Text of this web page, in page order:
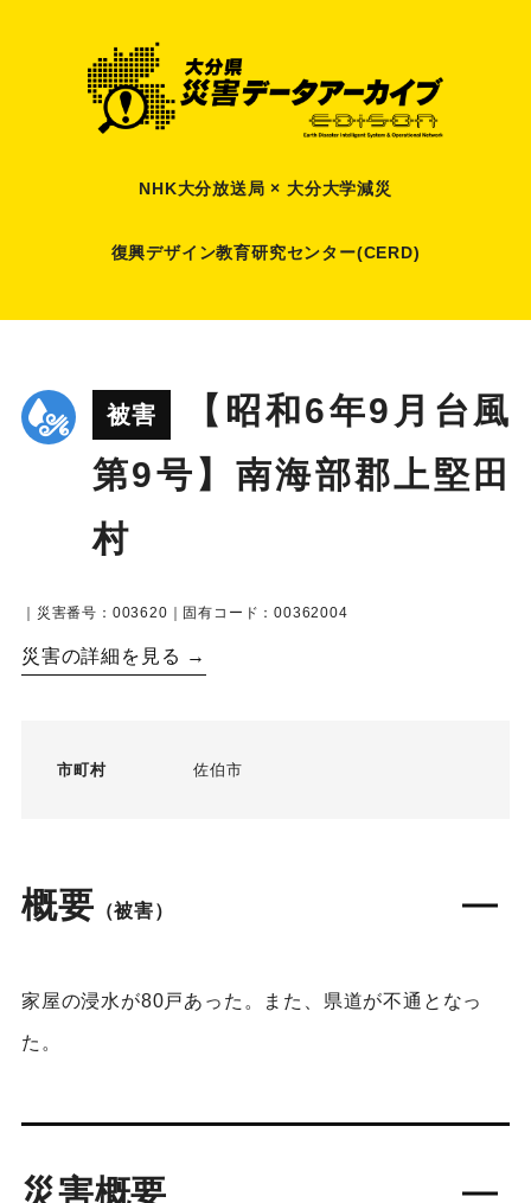
NHK大分放送局 × 大分大学減災
復興デザイン教育研究センター(CERD)
被害
【昭和6年9月台風
第9号】南海部郡上堅田
村
｜災害番号：003620｜固有コード：00362004
災害の詳細を見る →
市町村 佐伯市
概要 （被害）
家屋の浸水が80戸あった。また、県道が不通となっ
た。
災害概要